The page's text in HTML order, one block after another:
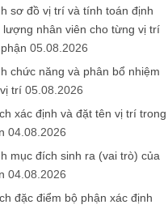
sơ đồ vị trí và tính toán định
lượng nhân viên cho từng vị trí
05.08.2026
chức năng và phân bổ nhiệm
trí 05.08.2026
xác định và đặt tên vị trí trong
04.08.2026
mục đích sinh ra (vai trò) của
04.08.2026
đặc điểm bộ phận xác định